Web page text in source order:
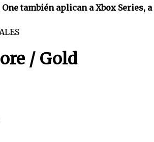
también aplican a Xbox Series,
/ Gold